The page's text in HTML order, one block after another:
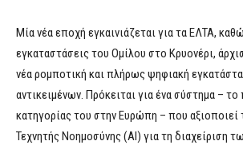
Μία νέα εποχή εγκαινιάζεται για τα ΕΛΤΑ,
εγκαταστάσεις του Ομίλου στο Κρυονέρι,
νέα ρομποτική και πλήρως ψηφιακή
αντικειμένων. Πρόκειται για ένα σύστημα –
κατηγορίας του στην Ευρώπη – που αξιοποιεί
Τεχνητής Νοημοσύνης (ΑΙ) για τη διαχείριση